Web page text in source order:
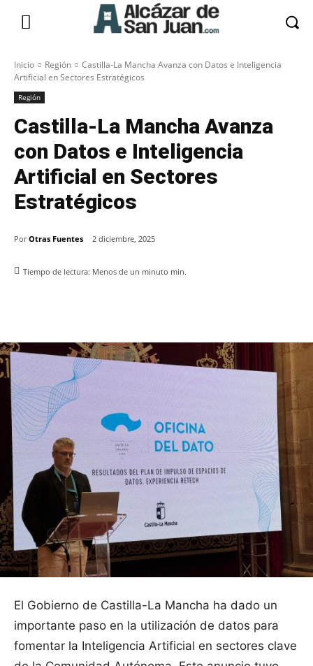
Inicio Región
Castilla-La Mancha Avanza con Datos e Inteligencia
Artificial en Sectores Estratégicos
Región
Castilla-La Mancha Avanza
con Datos e Inteligencia
Artificial en Sectores
Estratégicos
Por Otras Fuentes 2 diciembre, 2025
Tiempo de lectura: Menos de un minuto min.
El Gobierno de Castilla-La Mancha ha dado un
importante paso en la utilización de datos para
fomentar la Inteligencia Artificial en sectores clave